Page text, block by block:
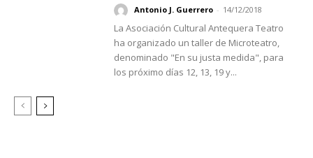
Antonio J. Guerrero - 14/12/2018
La Asociación Cultural Antequera Teatro
ha organizado un taller de Microteatro,
denominado "En su justa medida", para
los próximo días 12, 13, 19 y...